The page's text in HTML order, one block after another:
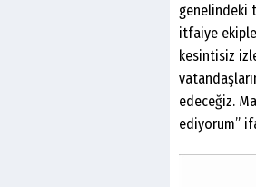
genelindeki
itfaiye
kesintisiz
edeceğiz.
ediyorum”